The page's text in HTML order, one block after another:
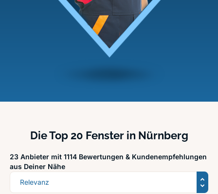
Die Top 20 Fenster in Nürnberg
23 Anbieter mit 1114 Bewertungen & Kundenempfehlungen
aus Deiner Nähe
Sortierung